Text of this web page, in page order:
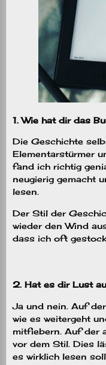
1. Wie hat dir das
Die Geschichte
Elementarstürmer
fand ich richtig
neugierig gemacht
lesen.
Der Stil der
wieder den Wind
dass ich oft
2. Hat es dir Lust
Ja und nein. Auf
wie es weitergeht
mitfiebern. Auf der
vor dem Stil. Dies
es wirklich lesen